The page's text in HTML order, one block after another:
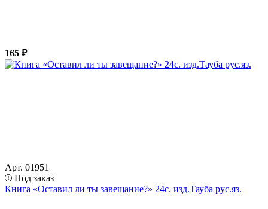
165 ₽
Арт. 01951
Под заказ
Книга «Оставил ли ты завещание?» 24с. изд.Тауба рус.яз.